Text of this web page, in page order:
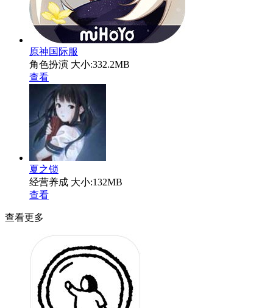
原神国际服
角色扮演 大小:332.2MB
查看
夏之锁
经营养成 大小:132MB
查看
查看更多